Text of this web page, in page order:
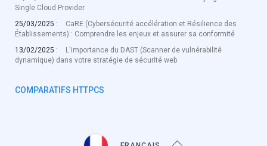
Single Cloud Provider
25/03/2025 :
CaRE (Cybersécurité accélération et Résilience des
Établissements) : Comprendre les enjeux et assurer sa conformité
13/02/2025 :
L'importance du DAST (Scanner de vulnérabilité
dynamique) dans votre stratégie de sécurité web
COMPARATIFS HTTPCS